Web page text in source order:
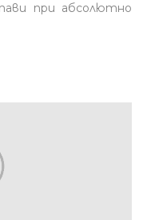
при абсолютно